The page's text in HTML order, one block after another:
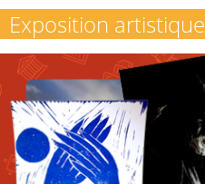
Exposition artistique